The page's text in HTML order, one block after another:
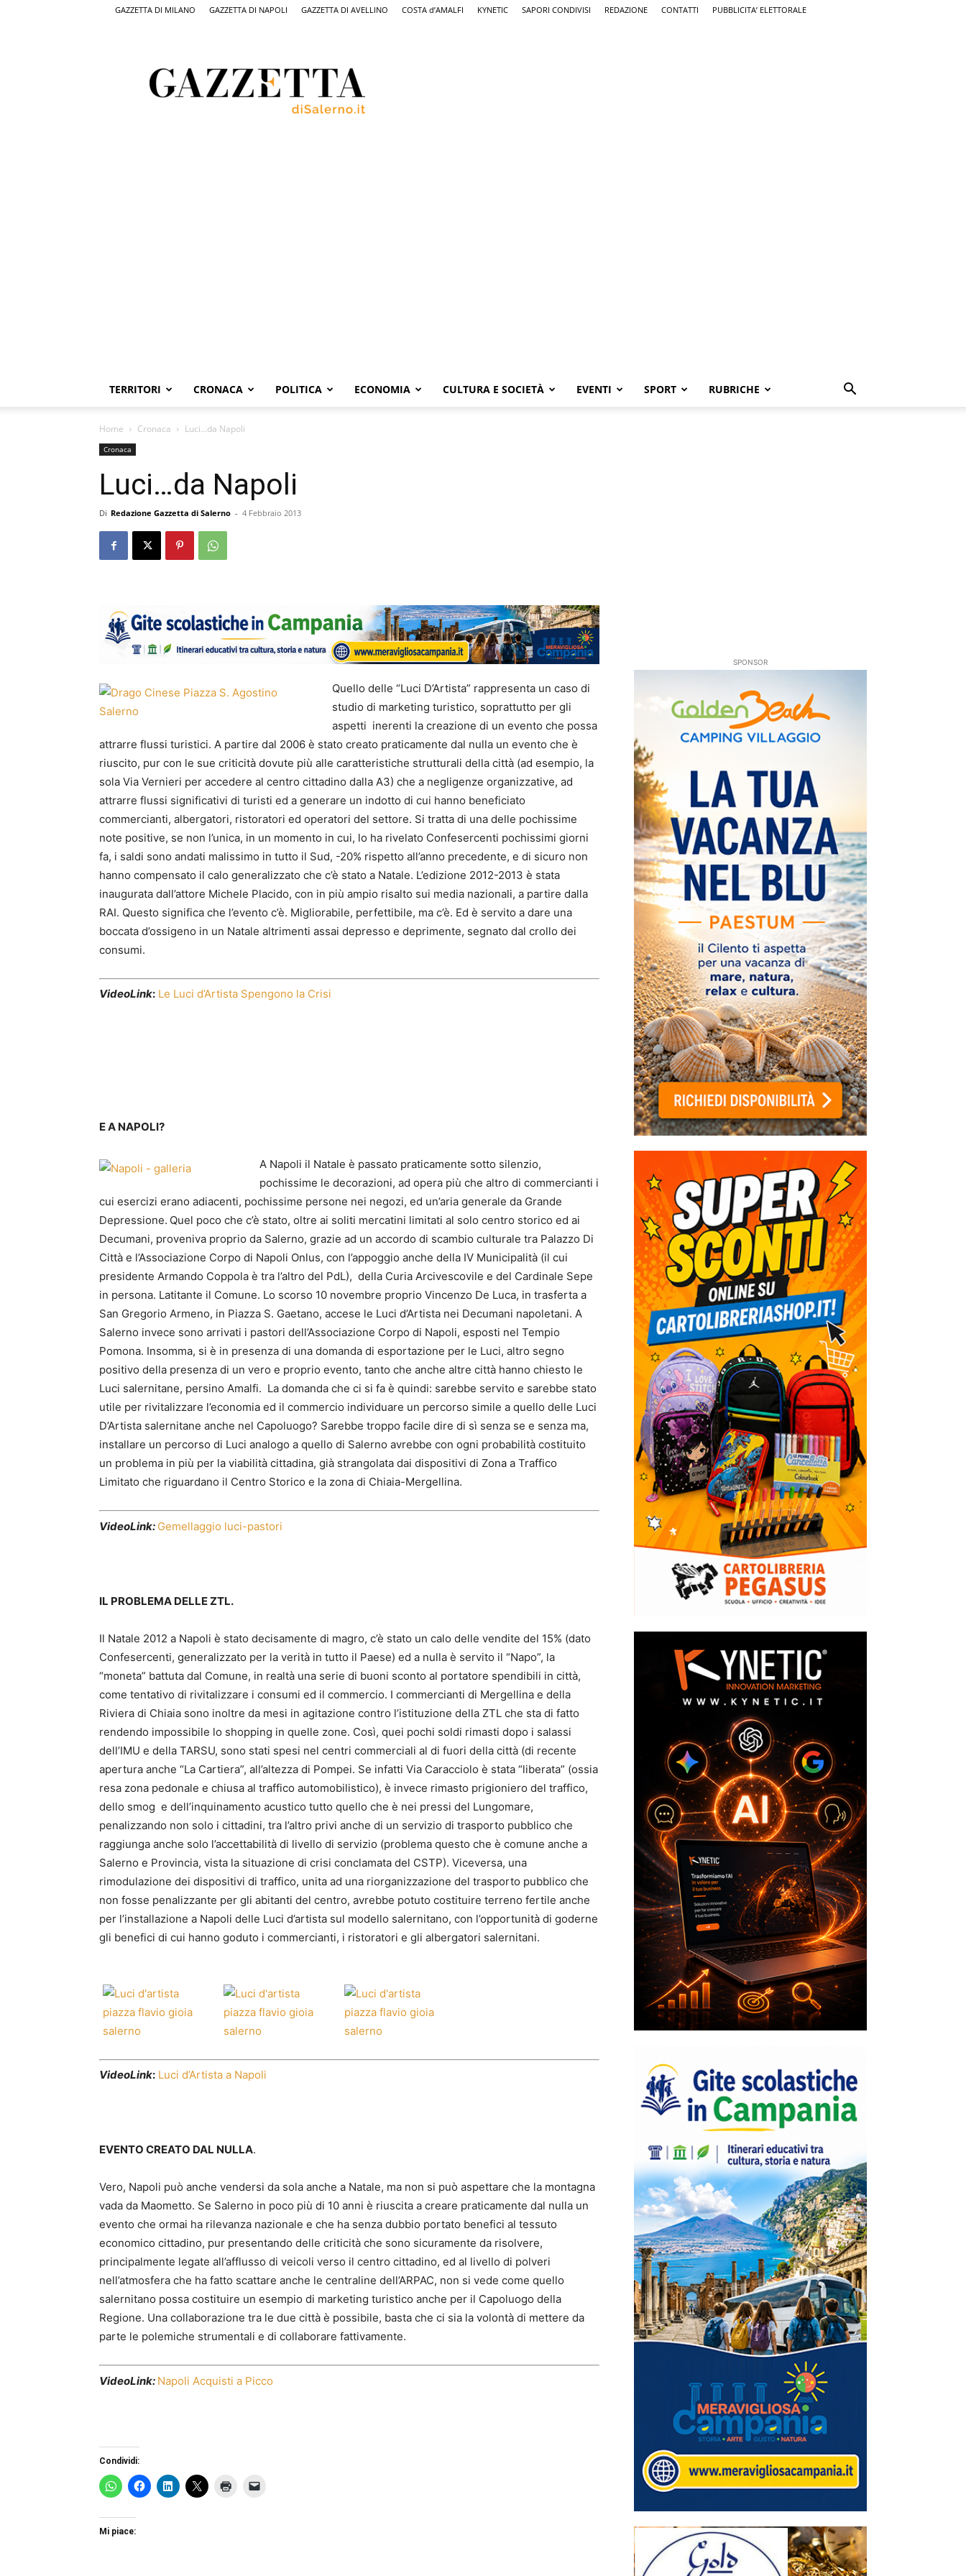
GAZZETTA DI MILANO GAZZETTA DI NAPOLI GAZZETTA DI AVELLINO COSTA d’AMALFI KYNETIC SAPORI CONDIVISI REDAZIONE CONTATTI PUBBLICITA’ ELETTORALE
Salerno,
il
quotidiano
TERRITORI CRONACA POLITICA ECONOMIA CULTURA E SOCIETÀ EVENTI SPORT RUBRICHE
Home Cronaca Luci…da Napoli
Cronaca
Luci…da Napoli
Di Redazione Gazzetta di Salerno - 4 Febbraio 2013
Quello delle “Luci D’Artista” rappresenta un caso di
studio di marketing turistico, soprattutto per gli
aspetti inerenti la creazione di un evento che possa
attrarre flussi turistici. A partire dal 2006 è stato creato praticamente dal nulla un evento che è
riuscito, pur con le sue criticità dovute più alle caratteristiche strutturali della città (ad esempio, la
sola Via Vernieri per accedere al centro cittadino dalla A3) che a negligenze organizzative, ad
attrarre flussi significativi di turisti ed a generare un indotto di cui hanno beneficiato
commercianti, albergatori, ristoratori ed operatori del settore. Si tratta di una delle pochissime
note positive, se non l’unica, in un momento in cui, lo ha rivelato Confesercenti pochissimi giorni
fa, i saldi sono andati malissimo in tutto il Sud, -20% rispetto all’anno precedente, e di sicuro non
hanno compensato il calo generalizzato che c’è stato a Natale. L’edizione 2012-2013 è stata
inaugurata dall’attore Michele Placido, con in più ampio risalto sui media nazionali, a partire dalla
RAI. Questo significa che l’evento c’è. Migliorabile, perfettibile, ma c’è. Ed è servito a dare una
boccata d’ossigeno in un Natale altrimenti assai depresso e deprimente, segnato dal crollo dei
consumi.
VideoLink: Le Luci d’Artista Spengono la Crisi
E A NAPOLI?
A Napoli il Natale è passato praticamente sotto silenzio,
pochissime le decorazioni, ad opera più che altro di commercianti i
cui esercizi erano adiacenti, pochissime persone nei negozi, ed un’aria generale da Grande
Depressione. Quel poco che c’è stato, oltre ai soliti mercatini limitati al solo centro storico ed ai
Decumani, proveniva proprio da Salerno, grazie ad un accordo di scambio culturale tra Palazzo Di
Città e l’Associazione Corpo di Napoli Onlus, con l’appoggio anche della IV Municipalità (il cui
presidente Armando Coppola è tra l’altro del PdL), della Curia Arcivescovile e del Cardinale Sepe
in persona. Latitante il Comune. Lo scorso 10 novembre proprio Vincenzo De Luca, in trasferta a
San Gregorio Armeno, in Piazza S. Gaetano, accese le Luci d’Artista nei Decumani napoletani. A
Salerno invece sono arrivati i pastori dell’Associazione Corpo di Napoli, esposti nel Tempio
Pomona. Insomma, si è in presenza di una domanda di esportazione per le Luci, altro segno
positivo della presenza di un vero e proprio evento, tanto che anche altre città hanno chiesto le
Luci salernitane, persino Amalfi. La domanda che ci si fa è quindi: sarebbe servito e sarebbe stato
utile per rivitalizzare l’economia ed il commercio individuare un percorso simile a quello delle Luci
D’Artista salernitane anche nel Capoluogo? Sarebbe troppo facile dire di sì senza se e senza ma,
installare un percorso di Luci analogo a quello di Salerno avrebbe con ogni probabilità costituito
un problema in più per la viabilità cittadina, già strangolata dai dispositivi di Zona a Traffico
Limitato che riguardano il Centro Storico e la zona di Chiaia-Mergellina.
VideoLink: Gemellaggio luci-pastori
IL PROBLEMA DELLE ZTL.
Il Natale 2012 a Napoli è stato decisamente di magro, c’è stato un calo delle vendite del 15% (dato
Confesercenti, generalizzato per la verità in tutto il Paese) ed a nulla è servito il “Napo”, la
“moneta” battuta dal Comune, in realtà una serie di buoni sconto al portatore spendibili in città,
come tentativo di rivitalizzare i consumi ed il commercio. I commercianti di Mergellina e della
Riviera di Chiaia sono inoltre da mesi in agitazione contro l’istituzione della ZTL che sta di fatto
rendendo impossibile lo shopping in quelle zone. Così, quei pochi soldi rimasti dopo i salassi
dell’IMU e della TARSU, sono stati spesi nel centri commerciali al di fuori della città (di recente
apertura anche “La Cartiera”, all’altezza di Pompei. Se infatti Via Caracciolo è stata “liberata” (ossia
resa zona pedonale e chiusa al traffico automobilistico), è invece rimasto prigioniero del traffico,
dello smog e dell’inquinamento acustico tutto quello che è nei pressi del Lungomare,
penalizzando non solo i cittadini, tra l’altro privi anche di un servizio di trasporto pubblico che
raggiunga anche solo l’accettabilità di livello di servizio (problema questo che è comune anche a
Salerno e Provincia, vista la situazione di crisi conclamata del CSTP). Viceversa, una
rimodulazione dei dispositivi di traffico, unita ad una riorganizzazione del trasporto pubblico che
non fosse penalizzante per gli abitanti del centro, avrebbe potuto costituire terreno fertile anche
per l’installazione a Napoli delle Luci d’artista sul modello salernitano, con l’opportunità di goderne
gli benefici di cui hanno goduto i commercianti, i ristoratori e gli albergatori salernitani.
VideoLink: Luci d’Artista a Napoli
EVENTO CREATO DAL NULLA.
Vero, Napoli può anche vendersi da sola anche a Natale, ma non si può aspettare che la montagna
vada da Maometto. Se Salerno in poco più di 10 anni è riuscita a creare praticamente dal nulla un
evento che ormai ha rilevanza nazionale e che ha senza dubbio portato benefici al tessuto
economico cittadino, pur presentando delle criticità che sono sicuramente da risolvere,
principalmente legate all’afflusso di veicoli verso il centro cittadino, ed al livello di polveri
nell’atmosfera che ha fatto scattare anche le centraline dell’ARPAC, non si vede come quello
salernitano possa costituire un esempio di marketing turistico anche per il Capoluogo della
Regione. Una collaborazione tra le due città è possibile, basta che ci sia la volontà di mettere da
parte le polemiche strumentali e di collaborare fattivamente.
VideoLink: Napoli Acquisti a Picco
Condividi:
Mi piace:
SPONSOR